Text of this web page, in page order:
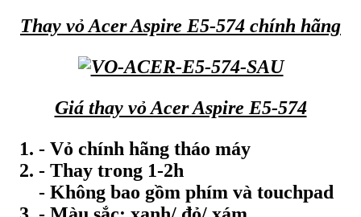
Thay vỏ Acer Aspire E5-574 chính hãng
Giá thay vỏ Acer Aspire E5-574
- Vỏ chính hãng tháo máy
- Thay trong 1-2h
- Không bao gồm phím và touchpad